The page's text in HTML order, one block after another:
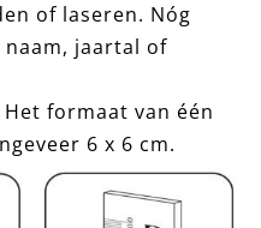
of laseren. Nóg
jaartal of
Het formaat van één
6 x 6 cm.